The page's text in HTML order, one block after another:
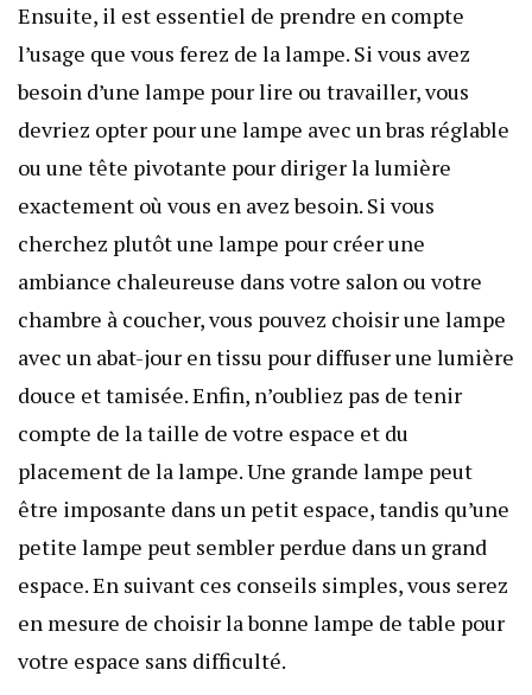
Ensuite, il est essentiel de prendre en compte
l’usage que vous ferez de la lampe. Si vous avez
besoin d’une lampe pour lire ou travailler, vous
devriez opter pour une lampe avec un bras réglable
ou une tête pivotante pour diriger la lumière
exactement où vous en avez besoin. Si vous
cherchez plutôt une lampe pour créer une
ambiance chaleureuse dans votre salon ou votre
chambre à coucher, vous pouvez choisir une lampe
avec un abat-jour en tissu pour diffuser une lumière
douce et tamisée. Enfin, n’oubliez pas de tenir
compte de la taille de votre espace et du
placement de la lampe. Une grande lampe peut
être imposante dans un petit espace, tandis qu’une
petite lampe peut sembler perdue dans un grand
espace. En suivant ces conseils simples, vous serez
en mesure de choisir la bonne lampe de table pour
votre espace sans difficulté.